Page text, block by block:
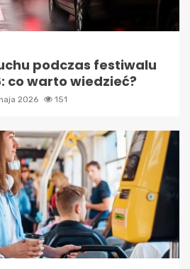
podczas festiwalu
co warto wiedzieć?
2026 151